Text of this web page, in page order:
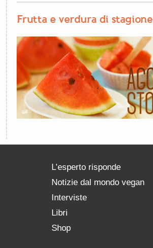
Frutta e verdura di stagione
L’esperto risponde
Notizie dal mondo vegan
Interviste
Libri
Shop